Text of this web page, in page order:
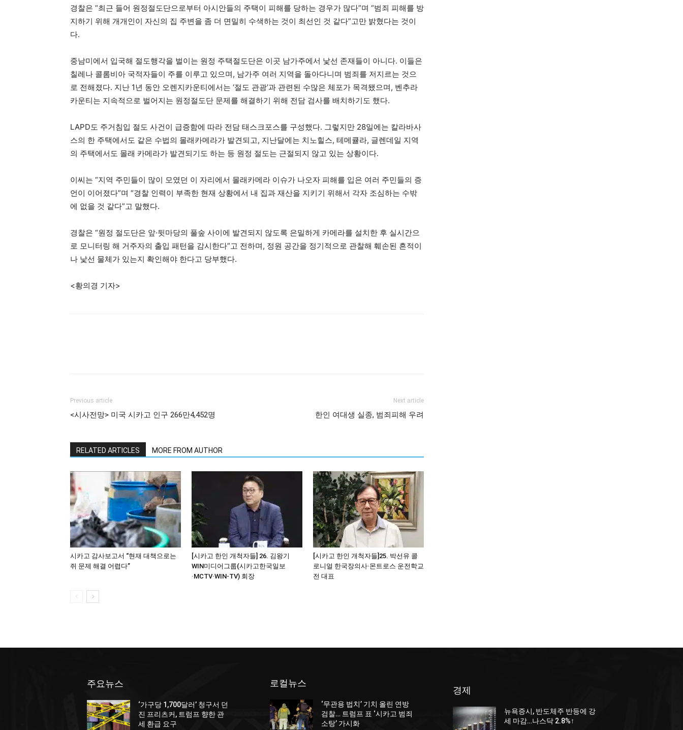
경찰은 “최근 들어 원정절도단으로부터 아시안들의 주택이 피해를 당하는 경우가 많다”며 “범죄 피해를 방
지하기 위해 개개인이 자신의 집 주변을 좀 더 면밀히 수색하는 것이 최선인 것 같다”고만 밝혔다는 것이
다.
중남미에서 입국해 절도행각을 벌이는 원정 주택절도단은 이곳 남가주에서 낯선 존재들이 아니다. 이들은
칠레나 콜롬비아 국적자들이 주를 이루고 있으며, 남가주 여러 지역을 돌아다니며 범죄를 저지르는 것으
로 전해졌다. 지난 1년 동안 오렌지카운티에서는 ‘절도 관광’과 관련된 수많은 체포가 목격됐으며, 벤추라
카운티는 지속적으로 벌어지는 원정절도단 문제를 해결하기 위해 전담 검사를 배치하기도 했다.
LAPD도 주거침입 절도 사건이 급증함에 따라 전담 태스크포스를 구성했다. 그렇지만 28일에는 칼라바사
스의 한 주택에서도 같은 수법의 몰래카메라가 발견되고, 지난달에는 치노힐스, 테메큘라, 글렌데일 지역
의 주택에서도 몰래 카메라가 발견되기도 하는 등 원정 절도는 근절되지 않고 있는 상황이다.
이씨는 “지역 주민들이 많이 모였던 이 자리에서 몰래카메라 이슈가 나오자 피해를 입은 여러 주민들의 증
언이 이어졌다”며 “경찰 인력이 부족한 현재 상황에서 내 집과 재산을 지키기 위해서 각자 조심하는 수밖
에 없을 것 같다”고 말했다.
경찰은 “원정 절도단은 앞·뒷마당의 풀숲 사이에 발견되지 않도록 은밀하게 카메라를 설치한 후 실시간으
로 모니터링 해 거주자의 출입 패턴을 감시한다”고 전하며, 정원 공간을 정기적으로 관찰해 훼손된 흔적이
나 낯선 물체가 있는지 확인해야 한다고 당부했다.
<황의경 기자>
Previous article
<시사전망> 미국 시카고 인구 266만4,452명
Next article
한인 여대생 실종, 범죄피해 우려
RELATED ARTICLES MORE FROM AUTHOR
시카고 감사보고서 “현재 대책으로는
쥐 문제 해결 어렵다”
[시카고 한인 개척자들] 26. 김왕기
WIN미디어그룹(시카고한국일보
·MCTV·WIN-TV) 회장
[시카고 한인 개척자들]25. 박선유 콜
로니얼 한국장의사·몬트로스 운전학교
전 대표
주요뉴스
‘가구당 1,700달러’ 청구서 던
진 프리츠커, 트럼프 향한 관
세 환급 요구
로컬뉴스
‘무관용 법치’ 기치 올린 연방
검찰… 트럼프 표 ‘시카고 범죄
소탕’ 가시화
경제
뉴욕증시, 반도체주 반등에 강
세 마감…나스닥 2.8%↑